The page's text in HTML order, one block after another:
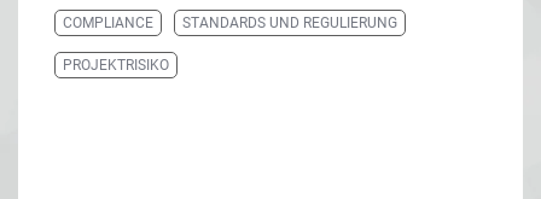
COMPLIANCE STANDARDS UND REGULIERUNG
PROJEKTRISIKO